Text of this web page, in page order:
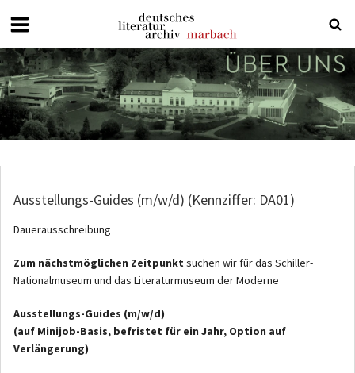
Deutsches
Literaturarchiv
Marbach
Ausstellungs-Guides (m/w/d) (Kennziffer: DA01)
Dauerausschreibung
Zum nächstmöglichen Zeitpunkt suchen wir für das Schiller-
Nationalmuseum und das Literaturmuseum der Moderne
Ausstellungs-Guides (m/w/d)
(auf Minijob-Basis, befristet für ein Jahr, Option auf
Verlängerung)